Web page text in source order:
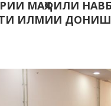
МАҲФИЛИ
ИЛМИИ